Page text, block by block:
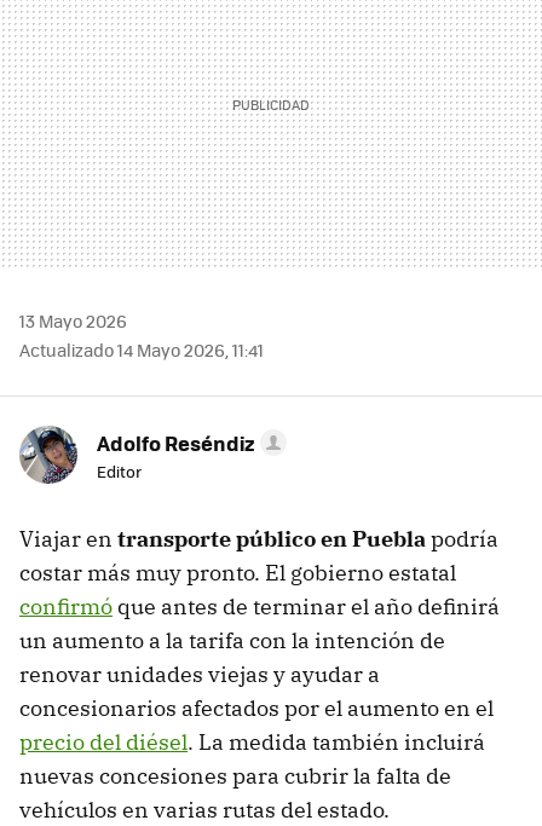
13 Mayo 2026
Actualizado 14 Mayo 2026, 11:41
Adolfo Reséndiz
Editor
Viajar en transporte público en Pueblapodría
costar más muy pronto. El gobierno estatal
confirmó que antes de terminar el año definirá
un aumento a la tarifa con la intención de
renovar unidades viejas y ayudar a
concesionarios afectados por el aumento en el
precio del diésel. La medida también incluirá
nuevas concesiones para cubrir la falta de
vehículos en varias rutas del estado.